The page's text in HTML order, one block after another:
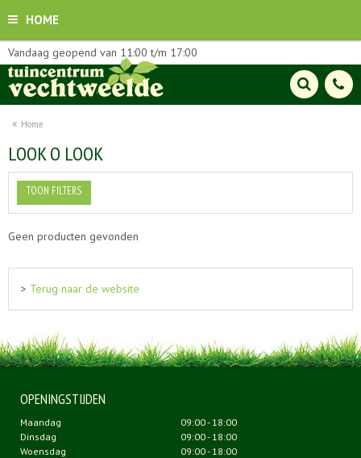
HOME
Home
Vandaag geopend van 11:00 t/m 17:00
LOOK O LOOK
TOON FILTERS
Geen producten gevonden
> Terug naar de website
OPENINGSTIJDEN
Maandag
09:00 - 18:00
Dinsdag
09:00 - 18:00
Woensdag
09:00 - 18:00